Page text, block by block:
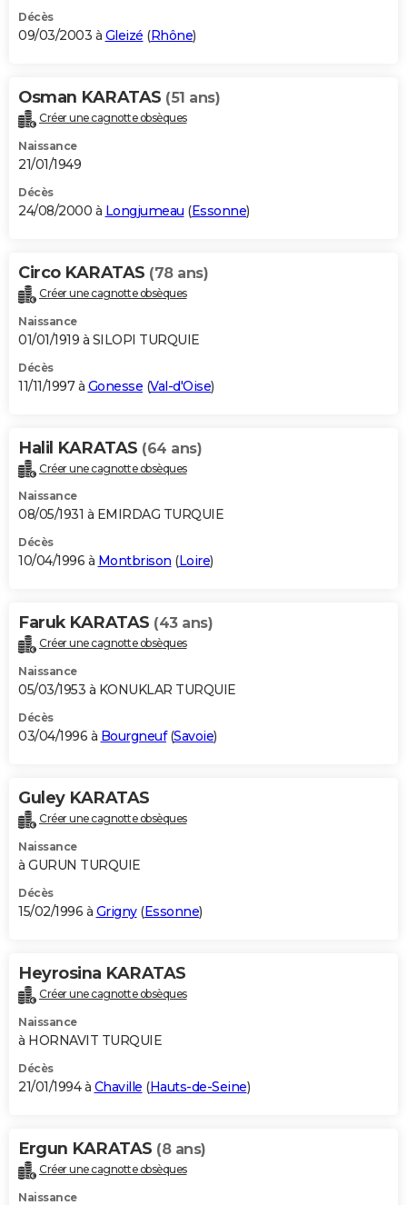
Décès
09/03/2003 à Gleizé (Rhône)
Osman KARATAS (51 ans)
Créer une cagnotte obsèques
Naissance
21/01/1949
Décès
24/08/2000 à Longjumeau (Essonne)
Circo KARATAS (78 ans)
Créer une cagnotte obsèques
Naissance
01/01/1919 à SILOPI TURQUIE
Décès
11/11/1997 à Gonesse (Val-d'Oise)
Halil KARATAS (64 ans)
Créer une cagnotte obsèques
Naissance
08/05/1931 à EMIRDAG TURQUIE
Décès
10/04/1996 à Montbrison (Loire)
Faruk KARATAS (43 ans)
Créer une cagnotte obsèques
Naissance
05/03/1953 à KONUKLAR TURQUIE
Décès
03/04/1996 à Bourgneuf(Savoie)
Guley KARATAS
Créer une cagnotte obsèques
Naissance
à GURUN TURQUIE
Décès
15/02/1996 à Grigny(Essonne)
Heyrosina KARATAS
Créer une cagnotte obsèques
Naissance
à HORNAVIT TURQUIE
Décès
21/01/1994 à Chaville (Hauts-de-Seine)
Ergun KARATAS (8 ans)
Créer une cagnotte obsèques
Naissance